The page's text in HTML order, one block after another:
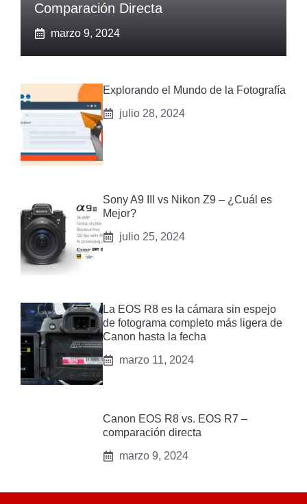
Comparación Directa
marzo 9, 2024
Explorando el Mundo de la Fotografía
julio 28, 2024
Sony A9 III vs‌ Nikon Z9 – ¿Cuál es
Mejor?
julio 25, 2024
La EOS R8 es la cámara sin espejo
de fotograma completo más ligera de
Canon hasta la fecha
marzo 11, 2024
Canon EOS R8 vs. EOS R7 –
comparación directa
marzo 9, 2024